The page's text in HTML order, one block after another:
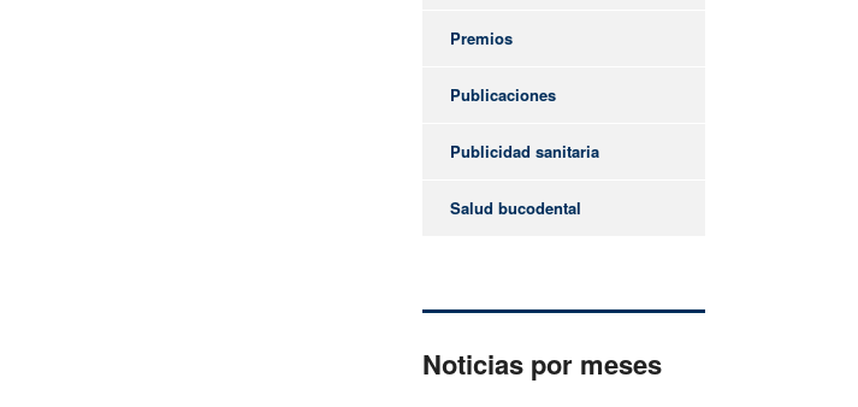
Premios
Publicaciones
Publicidad sanitaria
Salud bucodental
Noticias por meses